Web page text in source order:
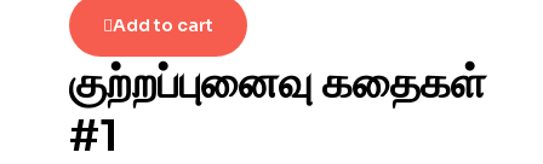
Add to cart
குற்றப்புனைவு கதைகள்
#1